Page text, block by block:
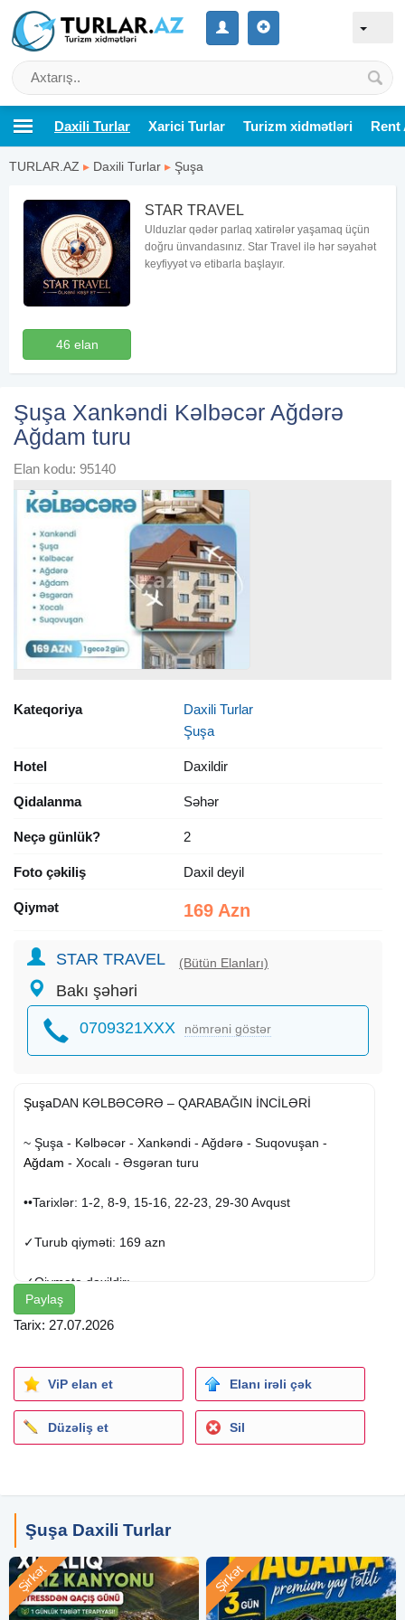
Daxili Turlar Xarici Turlar Turizm xidmətləri Rent
TURLAR.AZ ▸ Daxili Turlar ▸ Şuşa
46 elan
STAR TRAVEL
Ulduzlar qədər parlaq xatirələr yaşamaq üçün
doğru ünvandasınız. Star Travel ilə hər səyahət
keyfiyyət və etibarla başlayır.
Şuşa Xankəndi Kəlbəcər Ağdərə
Ağdam turu
Elan kodu: 95140
Kateqoriya
Daxili Turlar
Şuşa
Hotel Daxildir
Qidalanma Səhər
Neçə günlük? 2
Foto çəkiliş Daxil deyil
Qiymət 169 Azn
STAR TRAVEL (Bütün Elanları)
Bakı şəhəri
0709321XXX nömrəni göstər
ŞuşaDAN KƏLBƏCƏRƏ – QARABAĞIN İNCİLƏRİ
~ Şuşa - Kəlbəcər - Xankəndi - Ağdərə - Suqovuşan -
Ağdam - Xocalı - Əsgəran turu
••Tarixlər: 1-2, 8-9, 15-16, 22-23, 29-30 Avqust
✓Turub qiyməti: 169 azn
✓Qiymətə daxildir:
➟ Portal qeydiyyatı
➟ HILTON GARDEN INN 5✰*
➟ Komfortlu nəqliyyat
➟ 2 dəfə səhər yeməyi
~ Xankəndi
• Şəhər parkı
• Qarabağ Universiteti
~ Şuşa
• Şuşa qalası
• Cıdır düzü
Paylaş
Tarix: 27.07.2026
ViP elan et Elanı irəli çək
Düzəliş et Sil
Şuşa Daxili Turlar
Şirkət Şirkət